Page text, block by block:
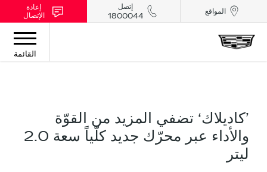
المواقع
إتصل
1800044
إعادة
الإتصال
القائمة
’كاديلاك‘ تضفي المزيد من القوّة
والأداء عبر محرّك جديد كلّياً سعة 2.0
ليتر